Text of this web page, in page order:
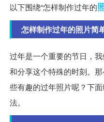
以下围绕“怎样制作过年的
怎样制作过年的照片简
过年是一个重要的节日，
和分享这个特殊的时刻。
些有趣的过年照片呢？下
法。